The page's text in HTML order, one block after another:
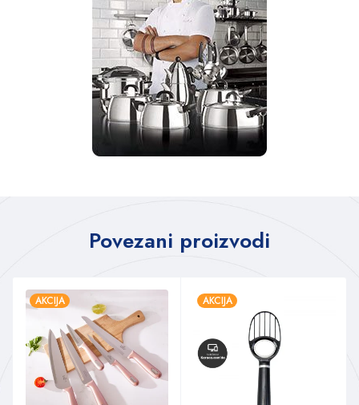
Povezani proizvodi
AKCIJA AKCIJA